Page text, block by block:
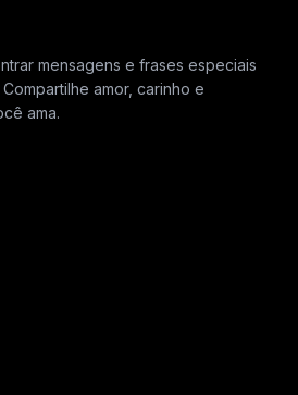
mensagens e frases especiais
amor, carinho e
ama.